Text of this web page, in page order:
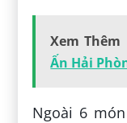
Xem Thêm
Ấn Hải
Ngoài 6